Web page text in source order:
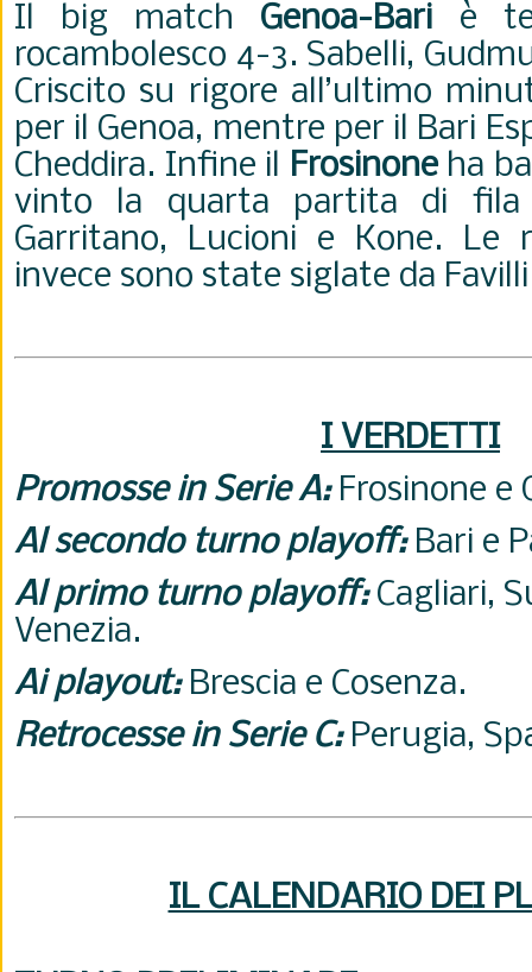
Il big match Genoa-Bari è
rocambolesco 4-3. Sabelli,
Criscito su rigore all’ultimo
per il Genoa, mentre per il Bari
Cheddira. Infine il Frosinoneha
vinto la quarta partita di
Garritano, Lucioni e Kone. Le
invece sono state siglate da
I VERDETTI
Promosse in Serie A:Frosinone e
Al secondo turno playoff:Bari e
Al primo turno playoff:Cagliari,
Venezia.
Ai playout:Brescia e Cosenza.
Retrocesse in Serie C:Perugia,
IL CALENDARIO DEI